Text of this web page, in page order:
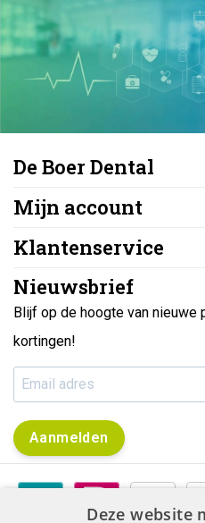
De Boer Dental
Mijn account
Klantenservice
Nieuwsbrief
Blijf op de hoogte van nieuwe
kortingen!
Aanmelden
Deze website